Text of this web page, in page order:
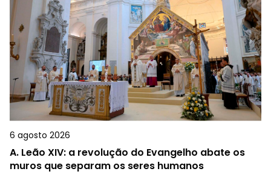
6 agosto 2026
A. Leão XIV: a revolução do Evangelho abate os
muros que separam os seres humanos